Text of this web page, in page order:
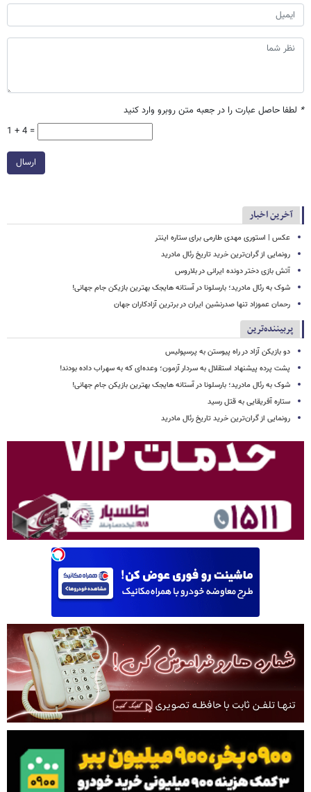
* لطفا حاصل عبارت را در جعبه متن روبرو وارد کنید
1 + 4 =
ارسال
آخرین اخبار
عکس | استوری مهدی طارمی برای ستاره اینتر
رونمایی از گران‌ترین خرید تاریخ رئال مادرید
آتش بازی دختر دونده ایرانی در بلاروس
شوک به رئال مادرید؛ بارسلونا در آستانه هایجک بهترین بازیکن جام جهانی!
رحمان عموزاد تنها صدرنشین ایران در برترین آزادکاران جهان
پربیننده‌ترین
دو بازیکن آزاد در راه پیوستن به پرسپولیس
پشت پرده پیشنهاد استقلال به سردار آزمون؛ وعده‌ای که به سهراب داده بودند!
شوک به رئال مادرید؛ بارسلونا در آستانه هایجک بهترین بازیکن جام جهانی!
ستاره آفریقایی به قتل رسید
رونمایی از گران‌ترین خرید تاریخ رئال مادرید